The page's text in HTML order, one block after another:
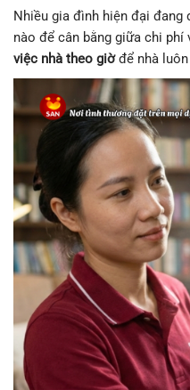
Nhiều gia đình hiện đại đang
nào để cân bằng giữa chi
việc nhà theo giờđể nhà luôn